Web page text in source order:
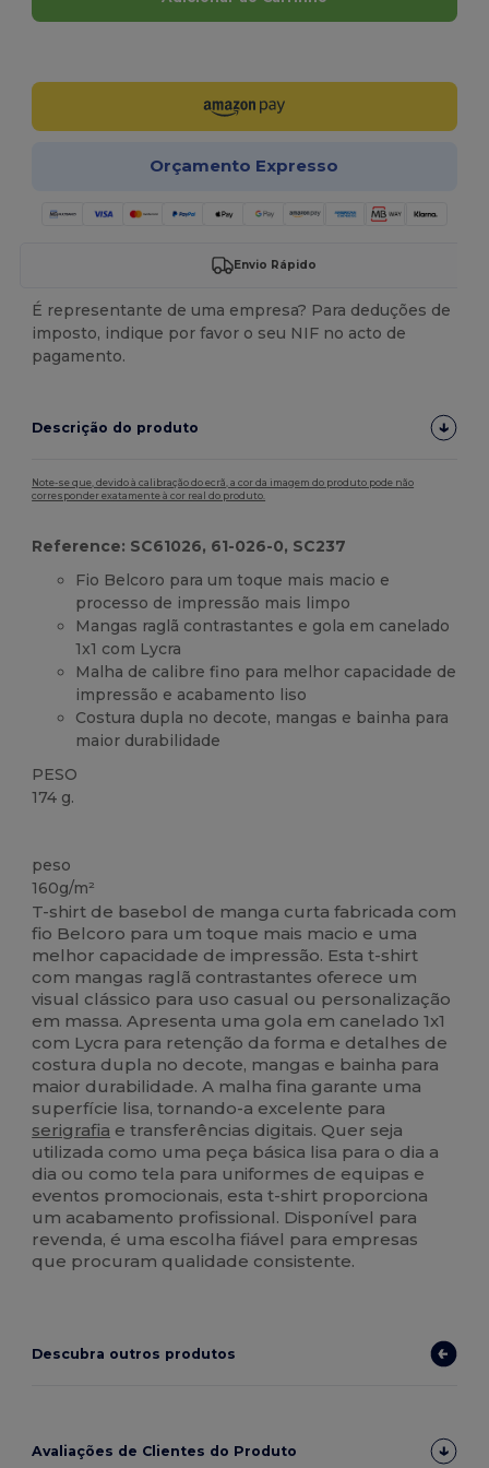
Orçamento Expresso
Envio Rápido
É representante de uma empresa? Para deduções de
imposto, indique por favor o seu NIF no acto de
pagamento.
Descrição do produto
Note-se que, devido à calibração do ecrã, a cor da imagem do produto pode não
corresponder exatamente à cor real do produto.
Reference: SC61026, 61-026-0, SC237
Fio Belcoro para um toque mais macio e
processo de impressão mais limpo
Mangas raglã contrastantes e gola em canelado
1x1 com Lycra
Malha de calibre fino para melhor capacidade de
impressão e acabamento liso
Costura dupla no decote, mangas e bainha para
maior durabilidade
PESO
174 g.
peso
160g/m²
T-shirt de basebol de manga curta fabricada com
fio Belcoro para um toque mais macio e uma
melhor capacidade de impressão. Esta t-shirt
com mangas raglã contrastantes oferece um
visual clássico para uso casual ou personalização
em massa. Apresenta uma gola em canelado 1x1
com Lycra para retenção da forma e detalhes de
costura dupla no decote, mangas e bainha para
maior durabilidade. A malha fina garante uma
superfície lisa, tornando-a excelente para
serigrafia e transferências digitais. Quer seja
utilizada como uma peça básica lisa para o dia a
dia ou como tela para uniformes de equipas e
eventos promocionais, esta t-shirt proporciona
um acabamento profissional. Disponível para
revenda, é uma escolha fiável para empresas
que procuram qualidade consistente.
Descubra outros produtos
Avaliações de Clientes do Produto